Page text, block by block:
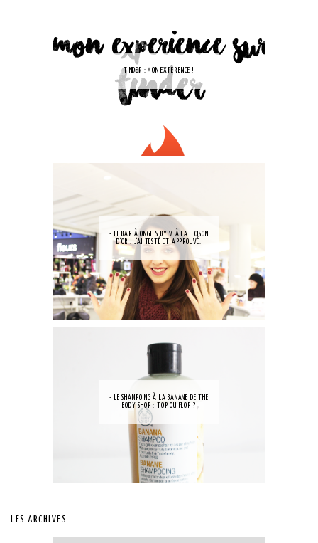
TINDER : MON EXPÉRIENCE !
- LE BAR À ONGLES BY V À LA TOISON
D'OR : J'AI TESTÉ ET APPROUVÉ.
- LE SHAMPOING À LA BANANE DE THE
BODY SHOP : TOP OU FLOP ?
LES ARCHIVES